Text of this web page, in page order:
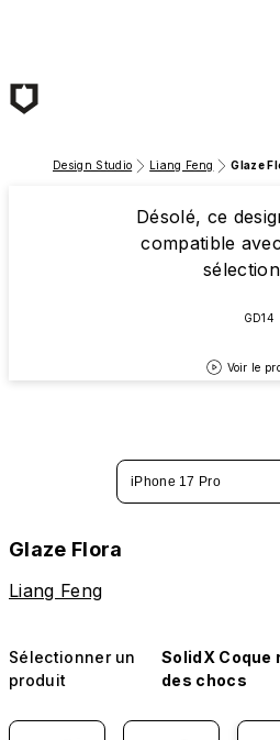
Design Studio Liang Feng Glaze
Désolé, ce
compatible
GD14
Voir le
iPhone 17 Pro
Glaze Flora
Liang Feng
Sélectionner un
produit
SolidX
des chocs